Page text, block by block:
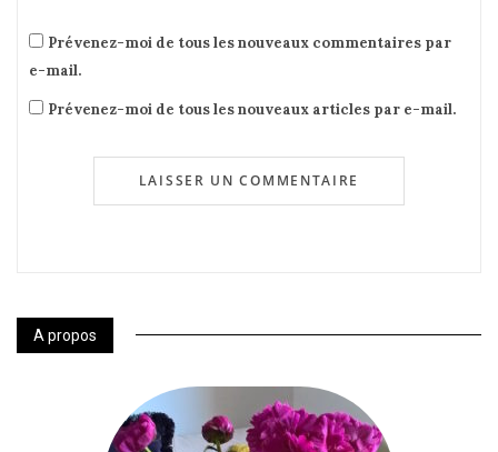
Prévenez-moi de tous les nouveaux commentaires par
e-mail.
Prévenez-moi de tous les nouveaux articles par e-mail.
A propos